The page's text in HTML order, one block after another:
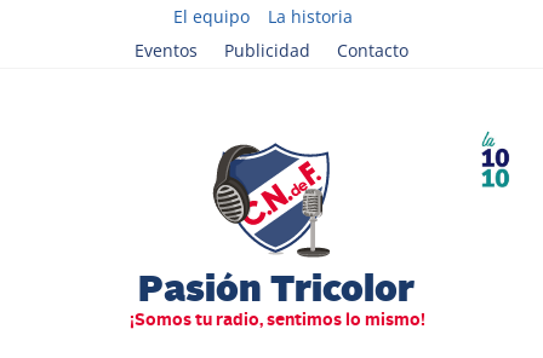
El equipo
La historia
Eventos
Publicidad Contacto